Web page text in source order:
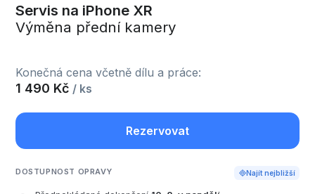
Servis na iPhone XR
Výměna přední kamery
Konečná cena včetně dílu a práce:
1 490 Kč / ks
Rezervovat
DOSTUPNOST OPRAVY Najít nejbližší